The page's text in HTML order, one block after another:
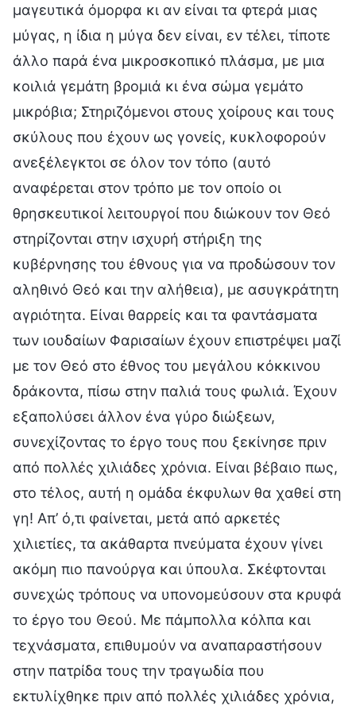
μαγευτικά όμορφα κι αν είναι τα φτερά μιας
μύγας, η ίδια η μύγα δεν είναι, εν τέλει, τίποτε
άλλο παρά ένα μικροσκοπικό πλάσμα, με μια
κοιλιά γεμάτη βρομιά κι ένα σώμα γεμάτο
μικρόβια; Στηριζόμενοι στους χοίρους και τους
σκύλους που έχουν ως γονείς, κυκλοφορούν
ανεξέλεγκτοι σε όλον τον τόπο (αυτό
αναφέρεται στον τρόπο με τον οποίο οι
θρησκευτικοί λειτουργοί που διώκουν τον Θεό
στηρίζονται στην ισχυρή στήριξη της
κυβέρνησης του έθνους για να προδώσουν τον
αληθινό Θεό και την αλήθεια), με ασυγκράτητη
αγριότητα. Είναι θαρρείς και τα φαντάσματα
των ιουδαίων Φαρισαίων έχουν επιστρέψει μαζί
με τον Θεό στο έθνος του μεγάλου κόκκινου
δράκοντα, πίσω στην παλιά τους φωλιά. Έχουν
εξαπολύσει άλλον ένα γύρο διώξεων,
συνεχίζοντας το έργο τους που ξεκίνησε πριν
από πολλές χιλιάδες χρόνια. Είναι βέβαιο πως,
στο τέλος, αυτή η ομάδα έκφυλων θα χαθεί στη
γη! Απ’ ό,τι φαίνεται, μετά από αρκετές
χιλιετίες, τα ακάθαρτα πνεύματα έχουν γίνει
ακόμη πιο πανούργα και ύπουλα. Σκέφτονται
συνεχώς τρόπους να υπονομεύσουν στα κρυφά
το έργο του Θεού. Με πάμπολλα κόλπα και
τεχνάσματα, επιθυμούν να αναπαραστήσουν
στην πατρίδα τους την τραγωδία που
εκτυλίχθηκε πριν από πολλές χιλιάδες χρόνια,